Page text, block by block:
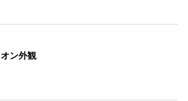
ン外観